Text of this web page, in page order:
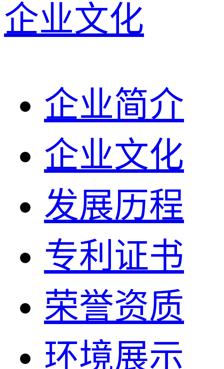
企业文化
企业简介
企业文化
发展历程
专利证书
荣誉资质
环境展示